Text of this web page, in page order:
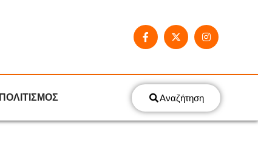
ΠΟΛΙΤΙΣΜΟΣ Αναζήτηση